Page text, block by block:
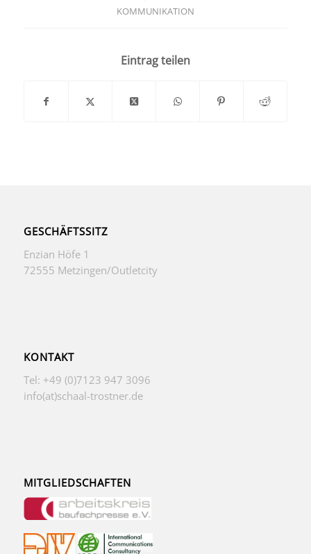
KOMMUNIKATION
Eintrag teilen
GESCHÄFTSSITZ
Enzian Höfe 1
72555 Metzingen/Outletcity
KONTAKT
Tel: +49 (0)7123 947 3096
info(at)schaal-trostner.de
MITGLIEDSCHAFTEN